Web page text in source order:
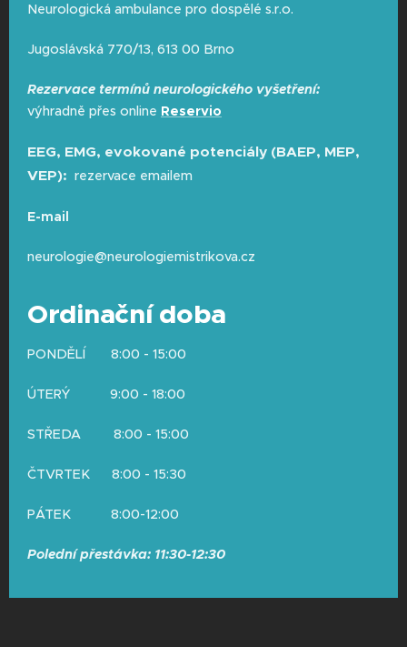
Neurologická ambulance pro dospělé s.r.o.
Jugoslávská 770/13, 613 00 Brno
Rezervace termínů neurologického vyšetření:
výhradně přes online Reservio
EEG, EMG, evokované potenciály (BAEP, MEP,
VEP): rezervace emailem
E-mail
neurologie@neurologiemistrikova.cz
Ordinační doba
PONDĚLÍ 8:00 - 15:00
ÚTERÝ 9:00 - 18:00
STŘEDA 8:00 - 15:00
ČTVRTEK 8:00 - 15:30
PÁTEK 8:00-12:00
Polední přestávka: 11:30-12:30